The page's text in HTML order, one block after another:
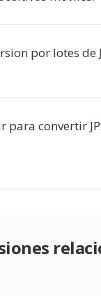
por lotes de
para convertir